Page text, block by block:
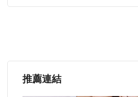
推薦連結